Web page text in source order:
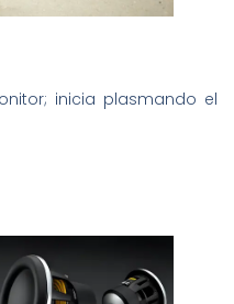
inicia plasmando el